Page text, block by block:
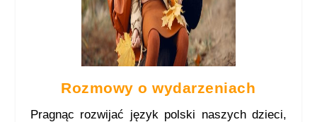
Rozmowy o wydarzeniach
Pragnąc rozwijać język polski naszych dzieci,